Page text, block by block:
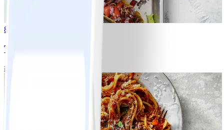
8
Tacos
#